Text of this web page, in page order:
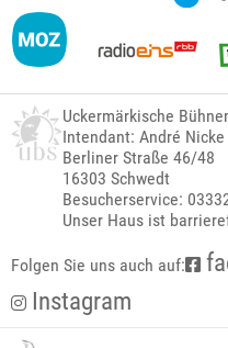
Uckermärkische
Intendant: André Nicke
Berliner Straße 46/48
16303 Schwedt
Besucherservice:
Unser Haus ist
Folgen Sie uns auch auf:
Instagram